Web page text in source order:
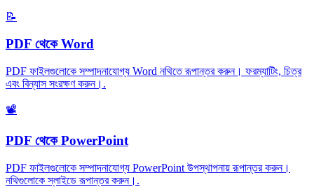
📝
PDF থেকে Word
PDF ফাইলগুলোকে সম্পাদনাযোগ্য Word নথিতে রূপান্তর করুন। ফরম্যাটিং, চিত্র
এবং বিন্যাস সংরক্ষণ করুন। .
📽️
PDF থেকে PowerPoint
PDF ফাইলগুলোকে সম্পাদনাযোগ্য PowerPoint উপস্থাপনায় রূপান্তর করুন।
নথিগুলোকে স্লাইডে রূপান্তর করুন। .